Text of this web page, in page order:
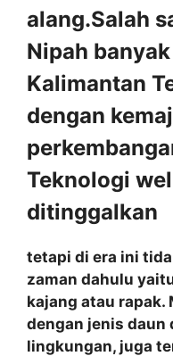
alang.Salah
Nipah
Kalimantan
dengan
Teknologi
ditinggalkan
tetapi di era ini
zaman dahulu
kajang atau rapak.
dengan jenis daun
lingkungan, juga